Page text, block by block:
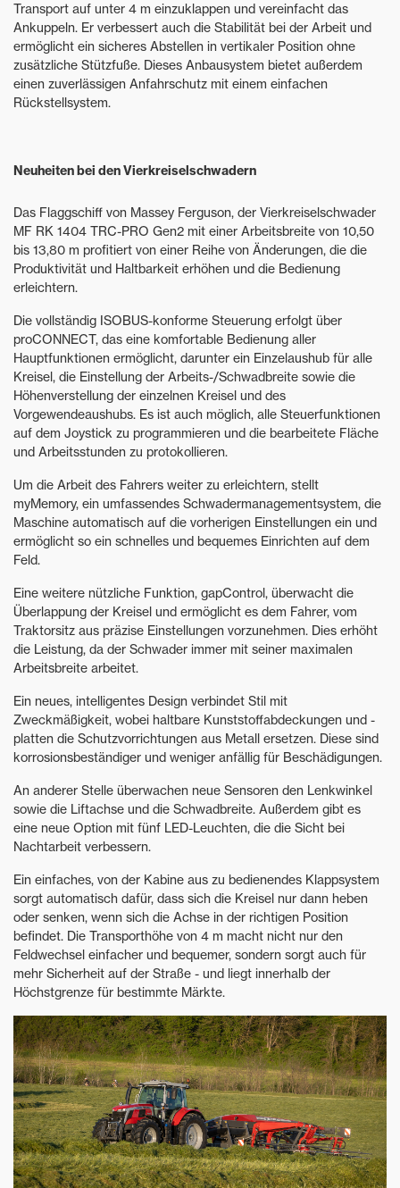
Transport auf unter 4 m einzuklappen und vereinfacht das
Ankuppeln. Er verbessert auch die Stabilität bei der Arbeit und
ermöglicht ein sicheres Abstellen in vertikaler Position ohne
zusätzliche Stützfuße. Dieses Anbausystem bietet außerdem
einen zuverlässigen Anfahrschutz mit einem einfachen
Rückstellsystem.
Neuheiten bei den Vierkreiselschwadern
Das Flaggschiff von Massey Ferguson, der Vierkreiselschwader
MF RK 1404 TRC-PRO Gen2 mit einer Arbeitsbreite von 10,50
bis 13,80 m profitiert von einer Reihe von Änderungen, die die
Produktivität und Haltbarkeit erhöhen und die Bedienung
erleichtern.
Die vollständig ISOBUS-konforme Steuerung erfolgt über
proCONNECT, das eine komfortable Bedienung aller
Hauptfunktionen ermöglicht, darunter ein Einzelaushub für alle
Kreisel, die Einstellung der Arbeits-/Schwadbreite sowie die
Höhenverstellung der einzelnen Kreisel und des
Vorgewendeaushubs. Es ist auch möglich, alle Steuerfunktionen
auf dem Joystick zu programmieren und die bearbeitete Fläche
und Arbeitsstunden zu protokollieren.
Um die Arbeit des Fahrers weiter zu erleichtern, stellt
myMemory, ein umfassendes Schwadermanagementsystem, die
Maschine automatisch auf die vorherigen Einstellungen ein und
ermöglicht so ein schnelles und bequemes Einrichten auf dem
Feld.
Eine weitere nützliche Funktion, gapControl, überwacht die
Überlappung der Kreisel und ermöglicht es dem Fahrer, vom
Traktorsitz aus präzise Einstellungen vorzunehmen. Dies erhöht
die Leistung, da der Schwader immer mit seiner maximalen
Arbeitsbreite arbeitet.
Ein neues, intelligentes Design verbindet Stil mit
Zweckmäßigkeit, wobei haltbare Kunststoffabdeckungen und -
platten die Schutzvorrichtungen aus Metall ersetzen. Diese sind
korrosionsbeständiger und weniger anfällig für Beschädigungen.
An anderer Stelle überwachen neue Sensoren den Lenkwinkel
sowie die Liftachse und die Schwadbreite. Außerdem gibt es
eine neue Option mit fünf LED-Leuchten, die die Sicht bei
Nachtarbeit verbessern.
Ein einfaches, von der Kabine aus zu bedienendes Klappsystem
sorgt automatisch dafür, dass sich die Kreisel nur dann heben
oder senken, wenn sich die Achse in der richtigen Position
befindet. Die Transporthöhe von 4 m macht nicht nur den
Feldwechsel einfacher und bequemer, sondern sorgt auch für
mehr Sicherheit auf der Straße - und liegt innerhalb der
Höchstgrenze für bestimmte Märkte.